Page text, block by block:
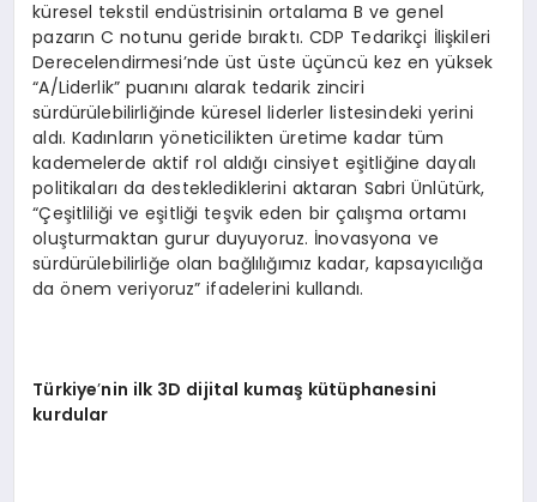
küresel tekstil endüstrisinin ortalama B ve genel
pazarın C notunu geride bıraktı. CDP Tedarikçi İlişkileri
Derecelendirmesi’nde üst üste üçüncü kez en yüksek
“A/Liderlik” puanını alarak tedarik zinciri
sürdürülebilirliğinde küresel liderler listesindeki yerini
aldı. Kadınların yöneticilikten üretime kadar tüm
kademelerde aktif rol aldığı cinsiyet eşitliğine dayalı
politikaları da desteklediklerini aktaran Sabri Ünlütürk,
“Çeşitliliği ve eşitliği teşvik eden bir çalışma ortamı
oluşturmaktan gurur duyuyoruz. İnovasyona ve
sürdürülebilirliğe olan bağlılığımız kadar, kapsayıcılığa
da önem veriyoruz” ifadelerini kullandı.
Türkiye’nin ilk 3D dijital kumaş kütüphanesini
kurdular